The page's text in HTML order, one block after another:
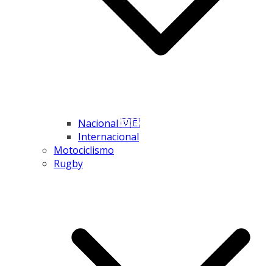
Nacional 🇻🇪
Internacional
Motociclismo
Rugby